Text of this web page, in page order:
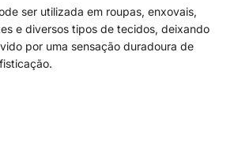
ser utilizada em roupas, enxovais,
e diversos tipos de tecidos, deixando
por uma sensação duradoura de